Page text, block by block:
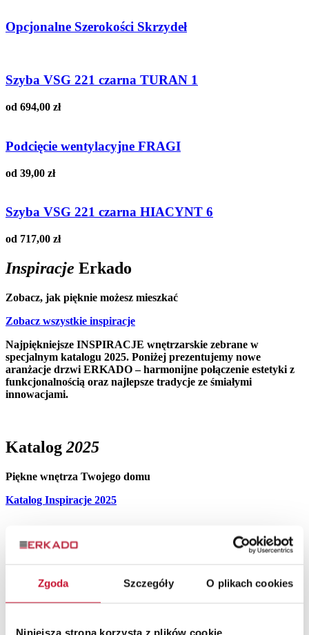
Zgoda Szczegóły O plikach cookies
Niniejsza strona korzysta z plików cookie
Opcjonalne Szerokości Skrzydeł
Szyba VSG 221 czarna TURAN 1
od 694,00 zł
Podcięcie wentylacyjne FRAGI
od 39,00 zł
Szyba VSG 221 czarna HIACYNT 6
od 717,00 zł
Inspiracje Erkado
Zobacz, jak pięknie możesz mieszkać
Zobacz wszystkie inspiracje
Najpiękniejsze INSPIRACJE wnętrzarskie zebrane w
specjalnym katalogu 2025. Poniżej prezentujemy nowe
aranżacje drzwi ERKADO – harmonijne połączenie estetyki z
funkcjonalnością oraz najlepsze tradycje ze śmiałymi
innowacjami.
Katalog 2025
Piękne wnętrza Twojego domu
Katalog Inspiracje 2025
Drzwi LOFT ART 1
Drzwi loftowe